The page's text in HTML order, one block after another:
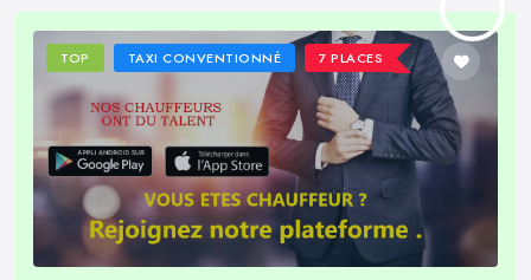
TOP TAXI CONVENTIONNÉ 7 PLACES